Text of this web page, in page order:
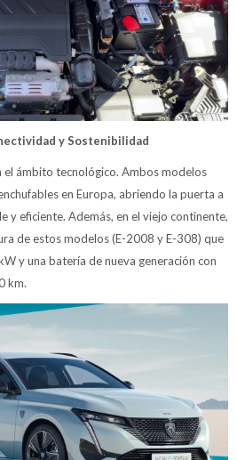
y Sostenibilidad
el ámbito tecnológico. Ambos modelos
en Europa, abriendo la puerta a
y eficiente. Además, en el viejo continente,
de estos modelos (E-2008 y E-308) que
y una batería de nueva generación con
km.